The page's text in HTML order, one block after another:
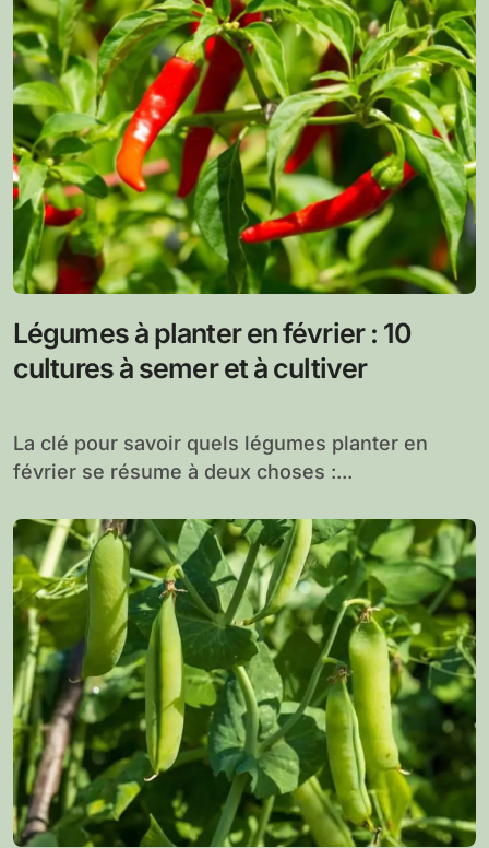
Légumes à planter en février : 10
cultures à semer et à cultiver
La clé pour savoir quels légumes planter en
février se résume à deux choses :...